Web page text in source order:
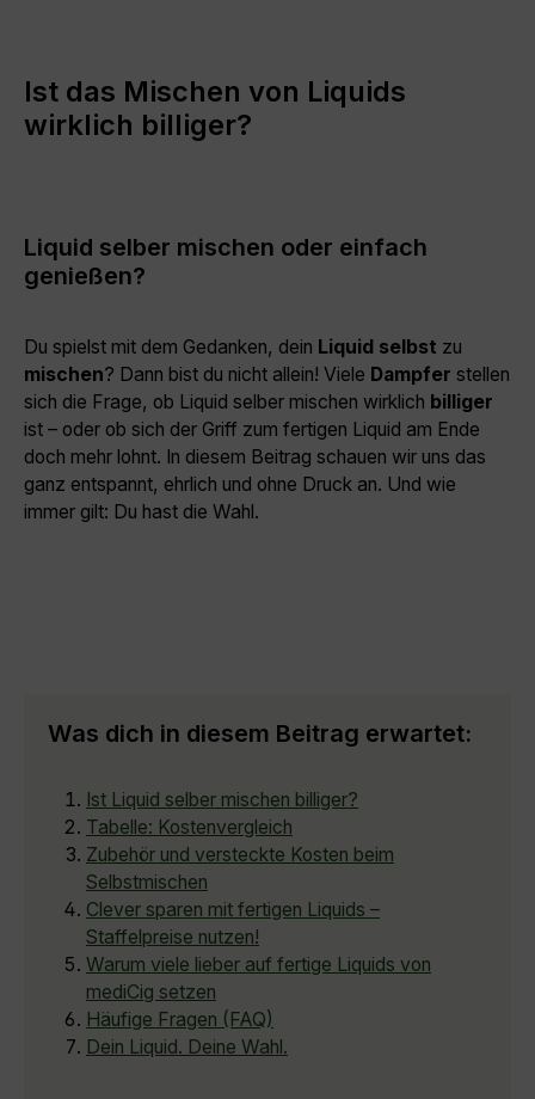
Ist das Mischen von Liquids
wirklich billiger?
Liquid selber mischen oder einfach
genießen?
Du spielst mit dem Gedanken, dein Liquid selbst zu
mischen? Dann bist du nicht allein! Viele Dampfer stellen
sich die Frage, ob Liquid selber mischen wirklich billiger
ist – oder ob sich der Griff zum fertigen Liquid am Ende
doch mehr lohnt. In diesem Beitrag schauen wir uns das
ganz entspannt, ehrlich und ohne Druck an. Und wie
immer gilt: Du hast die Wahl.
Was dich in diesem Beitrag erwartet:
Ist Liquid selber mischen billiger?
Tabelle: Kostenvergleich
Zubehör und versteckte Kosten beim
Selbstmischen
Clever sparen mit fertigen Liquids –
Staffelpreise nutzen!
Warum viele lieber auf fertige Liquids von
mediCig setzen
Häufige Fragen (FAQ)
Dein Liquid. Deine Wahl.